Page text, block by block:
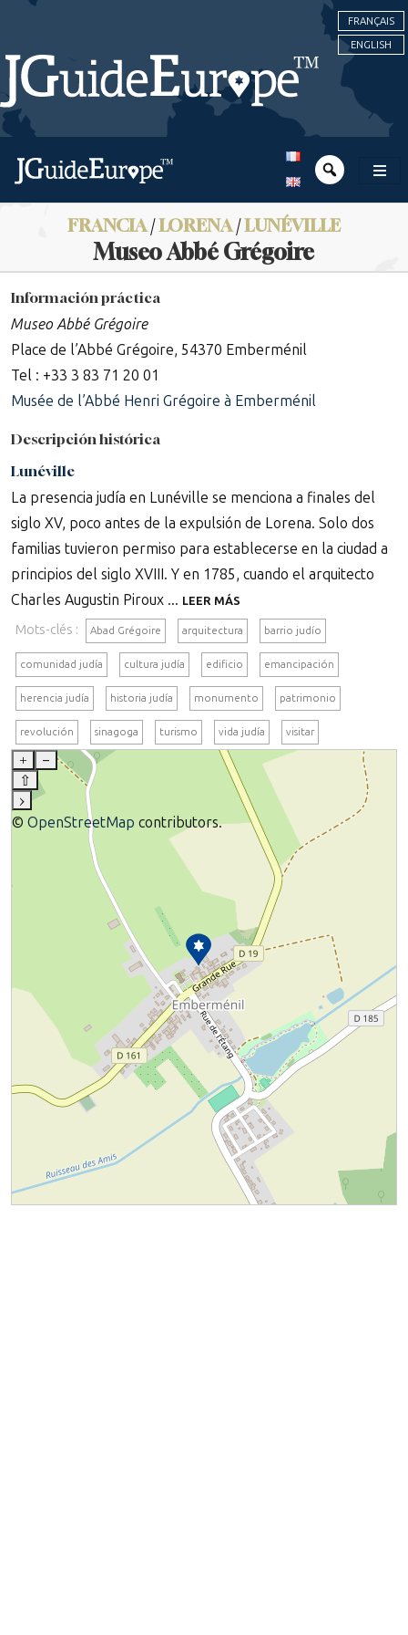
FRANÇAIS
ENGLISH
FRANCIA/LORENA/LUNÉVILLE
Museo Abbé Grégoire
Información práctica
Museo Abbé Grégoire
Place de l’Abbé Grégoire, 54370 Emberménil
Tel : +33 3 83 71 20 01
Musée de l’Abbé Henri Grégoire à Emberménil
Descripción histórica
Lunéville
La presencia judía en Lunéville se menciona a finales del
siglo XV, poco antes de la expulsión de Lorena. Solo dos
familias tuvieron permiso para establecerse en la ciudad a
principios del siglo XVIII. Y en 1785, cuando el arquitecto
Charles Augustin Piroux ... LEER MÁS
Mots-clés : Abad Grégoire arquitectura barrio judío
comunidad judía cultura judía edificio emancipación
herencia judía historia judía monumento patrimonio
revolución sinagoga turismo vida judía visitar
+
–
⇧
›
© OpenStreetMap contributors.